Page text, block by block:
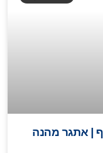
| אתגר מהנה